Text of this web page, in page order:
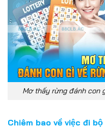
Mơ thấy rừng đánh con
Chiêm bao về việc đi bộ